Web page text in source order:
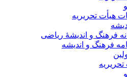
هیأت تحریریه
فرهنگ و اندیشۀ ریاضی
فرهنگ و اندیشه